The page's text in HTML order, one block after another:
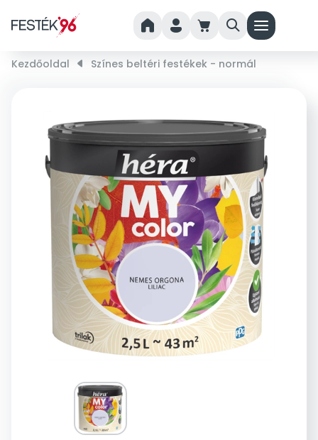
home person cart search menu
Kezdőoldal right_small Színes beltéri festékek - normál